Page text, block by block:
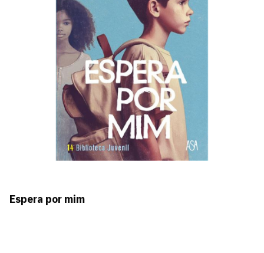
Espera por mim